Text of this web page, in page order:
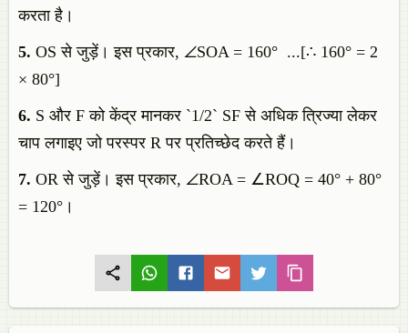
करता है।
5. OS से जुड़ें। इस प्रकार, ∠SOA = 160° ...[∴ 160° = 2
× 80°]
6. S और F को केंद्र मानकर `1/2` SF से अधिक त्रिज्या लेकर
चाप लगाइए जो परस्पर R पर प्रतिच्छेद करते हैं।
7. OR से जुड़ें। इस प्रकार, ∠ROA = ∠ROQ = 40° + 80°
= 120°।